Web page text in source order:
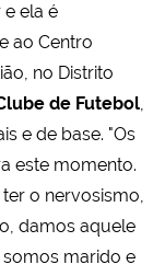
ela é
ao Centro
no Distrito
de Futebol,
e de base. "Os
este momento.
o nervosismo,
damos aquele
marido e